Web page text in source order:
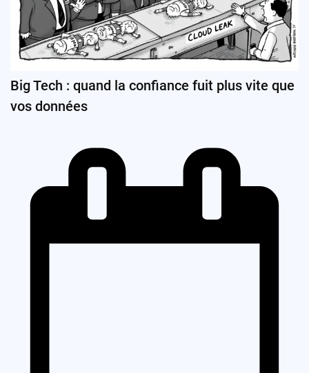
Big Tech : quand la confiance fuit plus vite que
vos données